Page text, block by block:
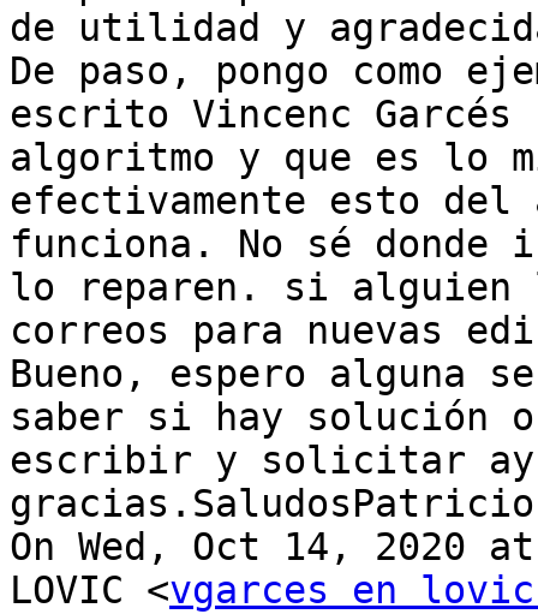
de utilidad y
De paso, pongo como
escrito Vincenc Garcés
algoritmo y que es lo
efectivamente esto del
funciona. No sé donde
lo reparen. si alguien
correos para nuevas
Bueno, espero alguna
saber si hay solución o
escribir y solicitar
gracias.SaludosPatricio
On Wed, Oct 14, 2020
LOVIC <vgarces en